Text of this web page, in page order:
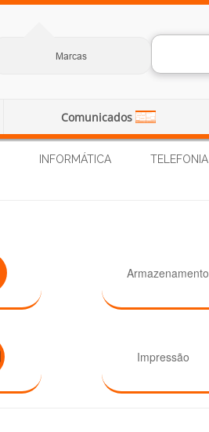
Marcas
Comunicados
INFORMÁTICA TELEFONIA
Armazenamento
Impressão